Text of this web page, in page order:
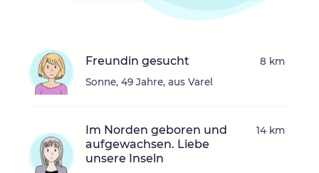
Freundin gesucht
Sonne, 49 Jahre, aus Varel
8 km
Im Norden geboren und
aufgewachsen. Liebe
unsere Inseln
14 km